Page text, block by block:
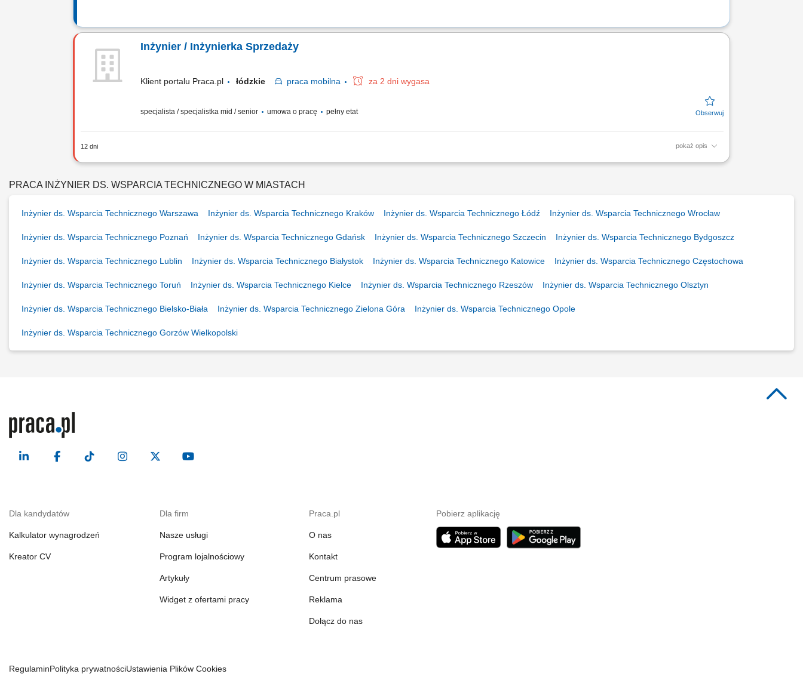
Inżynier / Inżynierka Sprzedaży
Klient portalu Praca.pl łódzkie praca mobilna za 2 dni wygasa
specjalista / specjalistka mid / senior umowa o pracę pełny etat
12 dni pokaż opis
Opis stanowiska Kompleksowe rozwijanie sieci sprzedaży narzędzi oraz oprzyrządowania do obrabiarek CNC w wyznaczonym regionie. Aktywne pozyskiwanie
PRACA INŻYNIER DS. WSPARCIA TECHNICZNEGO W MIASTACH
Inżynier ds. Wsparcia Technicznego Warszawa Inżynier ds. Wsparcia Technicznego Kraków Inżynier ds. Wsparcia Technicznego Łódź Inżynier ds. Wsparcia Technicznego Wrocław
Inżynier ds. Wsparcia Technicznego Poznań Inżynier ds. Wsparcia Technicznego Gdańsk Inżynier ds. Wsparcia Technicznego Szczecin Inżynier ds. Wsparcia Technicznego Bydgoszcz
Inżynier ds. Wsparcia Technicznego Lublin Inżynier ds. Wsparcia Technicznego Białystok Inżynier ds. Wsparcia Technicznego Katowice Inżynier ds. Wsparcia Technicznego Częstochowa
Inżynier ds. Wsparcia Technicznego Toruń Inżynier ds. Wsparcia Technicznego Kielce Inżynier ds. Wsparcia Technicznego Rzeszów Inżynier ds. Wsparcia Technicznego Olsztyn
Inżynier ds. Wsparcia Technicznego Bielsko-Biała Inżynier ds. Wsparcia Technicznego Zielona Góra Inżynier ds. Wsparcia Technicznego Opole
Inżynier ds. Wsparcia Technicznego Gorzów Wielkopolski
Dla kandydatów
Kalkulator wynagrodzeń
Kreator CV
Dla firm
Nasze usługi
Program lojalnościowy
Artykuły
Widget z ofertami pracy
Praca.pl
O nas
Kontakt
Centrum prasowe
Reklama
Dołącz do nas
Pobierz aplikację
RegulaminPolityka prywatnościUstawienia Plików Cookies